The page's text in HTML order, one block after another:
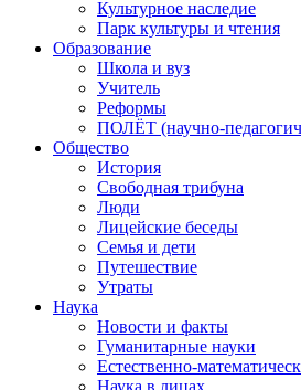
Культурное наследие
Парк культуры и чтения
Образование
Школа и вуз
Учитель
Реформы
ПОЛЁТ (научно-
Общество
История
Свободная трибуна
Люди
Лицейские беседы
Семья и дети
Путешествие
Утраты
Наука
Новости и факты
Гуманитарные науки
Естественно-